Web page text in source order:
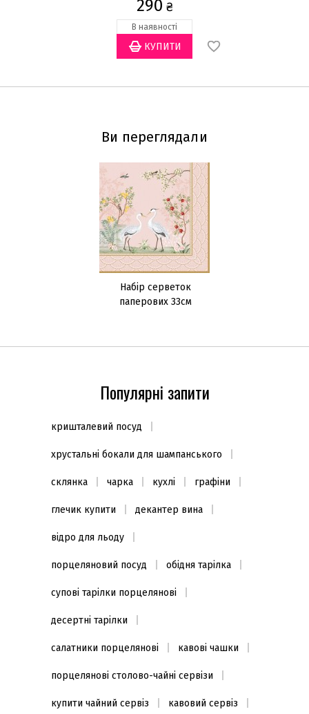
290 ₴
В наявності
Ви переглядали
Набір серветок
паперових 33см
Популярні запити
кришталевий посуд
хрустальні бокали для шампанського
склянка чарка кухлі графіни
глечик купити декантер вина
відро для льоду
порцеляновий посуд обідня тарілка
супові тарілки порцелянові
десертні тарілки
салатники порцелянові кавові чашки
порцелянові столово-чайні сервізи
купити чайний сервіз кавовий сервіз